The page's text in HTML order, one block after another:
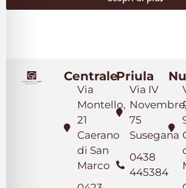
Centrale
Via
Montello,
21
Caerano
di San
Marco
Priula
Via IV
75
Susegana
0438
445384